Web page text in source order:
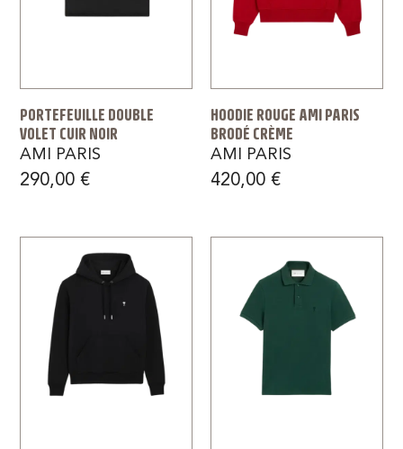
PORTEFEUILLE DOUBLE
VOLET CUIR NOIR
AMI PARIS
290,00€
HOODIE ROUGE AMI PARIS
BRODÉ CRÈME
AMI PARIS
420,00 €